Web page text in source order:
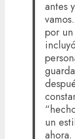
antes
por
un